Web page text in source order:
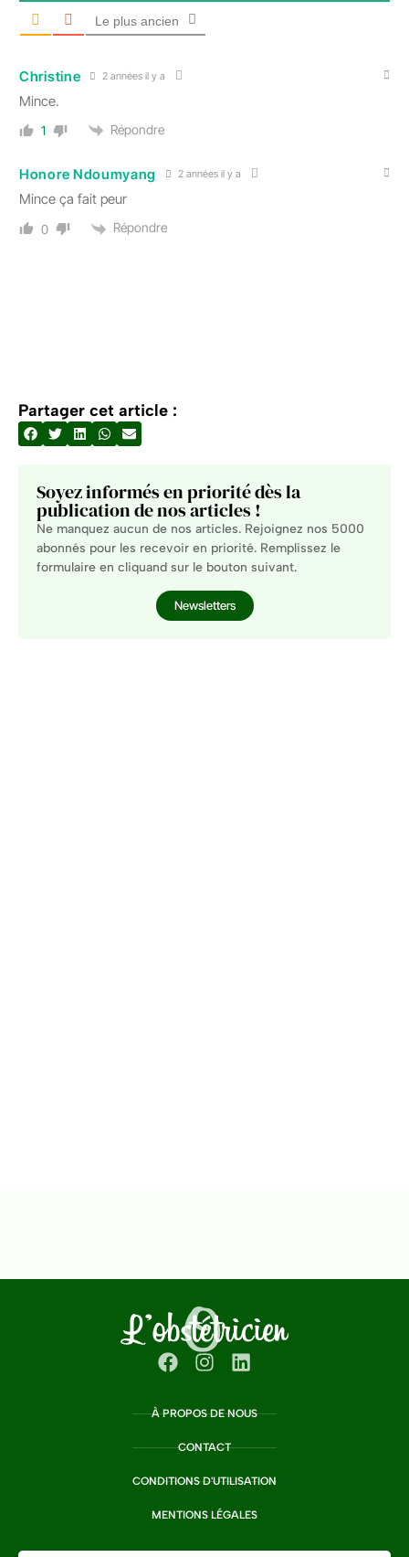
Le plus ancien
Christine 2 années il y a
Mince.
1 Répondre
Honore Ndoumyang 2 années il y a
Mince ça fait peur
0 Répondre
Partager cet article :
Soyez informés en priorité dès la
publication de nos articles !
Ne manquez aucun de nos articles. Rejoignez nos 5000
abonnés pour les recevoir en priorité. Remplissez le
formulaire en cliquand sur le bouton suivant.
Newsletters
À PROPOS DE NOUS
CONTACT
CONDITIONS D'UTILISATION
MENTIONS LÉGALES